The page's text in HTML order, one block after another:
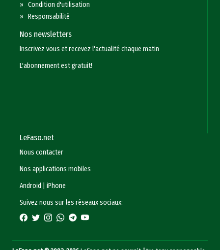
»Condition d'utilisation
»Responsabilité
Nos newsletters
Inscrivez vous et recevez l'actualité chaque matin
L'abonnement est gratuit!
LeFaso.net
Nous contacter
Nos applications mobiles
Android
|iPhone
Suivez nous sur les réseaux sociaux: